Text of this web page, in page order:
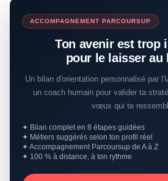
ACCOMPAGNEMENT PARCOURSUP
Ton avenir est trop
pour le laisser au
Un bilan d'orientation personnalisé par
un coach humain pour valider ta
vœux qui te
✦ Bilan complet en 8 étapes guidées
✦ Métiers suggérés selon ton profil réel
✦ Accompagnement Parcoursup de A à Z
✦ 100 % à distance, à ton rythme